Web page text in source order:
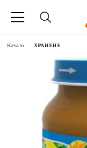
Начало ХРАНЕНЕ